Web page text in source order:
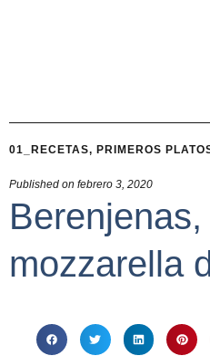
01_RECETAS, PRIMEROS
Published on febrero 3, 2020
mozzarella